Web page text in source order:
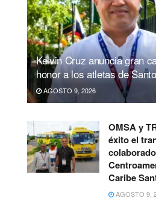
Kelvin Cruz anuncia gran
honor a los atletas de
AGOSTO 9, 2026
OMSA y
éxito el
Caribe
AGOSTO 9,